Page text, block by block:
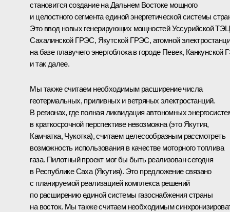
становится создание на Дальнем Востоке мощного
и целостного сегмента единой энергетической системы
Это ввод новых генерирующих мощностей Уссурийской
Сахалинской ГРЭС, Якутской ГРЭС, атомной
на базе плавучего энергоблока в городе Певек, Канкунской
и так далее.
Мы также считаем необходимым расширение числа
геотермальных, приливных и ветряных электростанций.
В регионах, где полная ликвидация автономных
в краткосрочной перспективе невозможна (это Якутия,
Камчатка, Чукотка), считаем целесообразным рассмотреть
возможность использования в качестве моторного топлива
газа. Пилотный проект мог бы быть реализован сегодня
в Республике Саха (Якутия). Это предложение связано
с планируемой реализацией комплекса решений
по расширению единой системы газоснабжения страны
на восток. Мы также считаем необходимым